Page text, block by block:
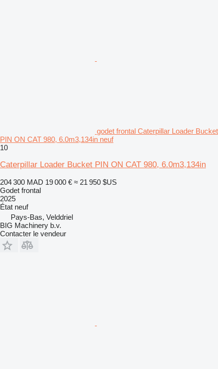
godet frontal Caterpillar Loader Bucket
PIN ON CAT 980, 6.0m3,134in neuf
10
Caterpillar Loader Bucket PIN ON CAT 980, 6.0m3,134in
204 300 MAD 19 000 € ≈ 21 950 $US
Godet frontal
2025
État neuf
Pays-Bas, Velddriel
BIG Machinery b.v.
Contacter le vendeur